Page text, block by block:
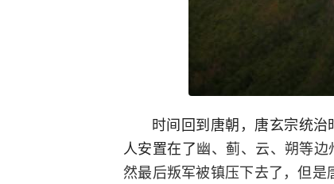
时间回到唐朝，唐玄宗统
人安置在了幽、蓟、云、朔等
然最后叛军被镇压下去了，但